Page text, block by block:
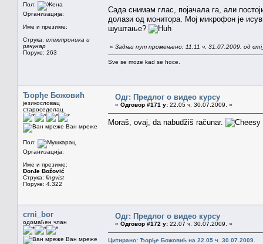
Пол:
Организација:
Име и презиме:
Струка: електроника и
рачунар
Поруке: 263
Сада снимам глас, појачала га, али
долази од монитора. Мој микрофон је
шуштање?
« Задњи пут промењено: 11.11 ч. 31.07.2009. од
Sve se moze kad se hoce.
Ђорђе Божовић
језикословац
староседелац
Ван мреже
Пол:
Организација:
Име и презиме:
Đorđe Božović
Струка: lingvist
Поруке: 4.322
Одг: Предлог о видео курсу
« Одговор #171 у: 22.05 ч. 30.07.2009. »
Moraš, ovaj, da nabudžiš računar.
crni_bor
одомаћен члан
Ван мреже
Одг: Предлог о видео курсу
« Одговор #172 у: 22.07 ч. 30.07.2009. »
Цитирано: Ђорђе Божовић на 22.05 ч. 30.07.2009.